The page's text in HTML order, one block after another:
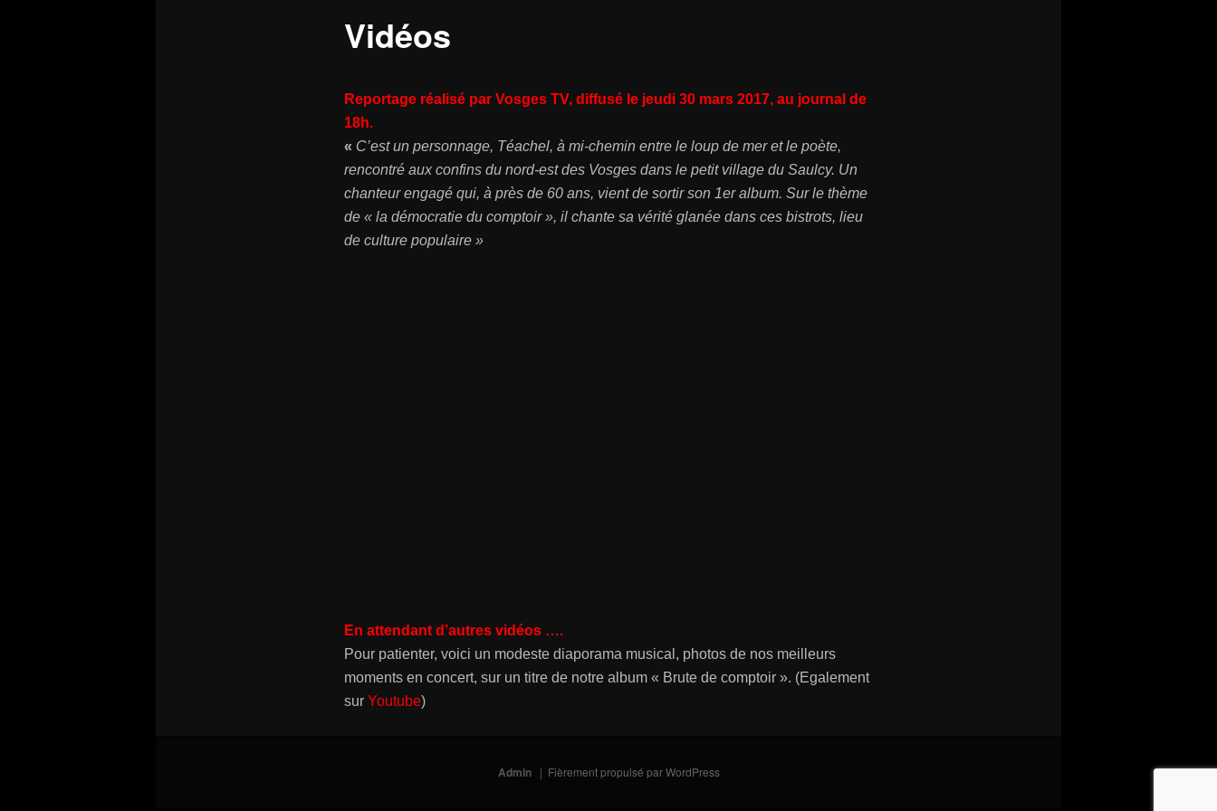
Vidéos
Reportage réalisé par Vosges TV, diffusé le jeudi 30 mars 2017, au journal de
18h.
« C’est un personnage, Téachel, à mi-chemin entre le loup de mer et le poète,
rencontré aux confins du nord-est des Vosges dans le petit village du Saulcy. Un
chanteur engagé qui, à près de 60 ans, vient de sortir son 1er album. Sur le thème
de « la démocratie du comptoir », il chante sa vérité glanée dans ces bistrots, lieu
de culture populaire »
En attendant d’autres vidéos ….
Pour patienter, voici un modeste diaporama musical, photos de nos meilleurs
moments en concert, sur un titre de notre album « Brute de comptoir ». (Egalement
sur Youtube)
Admin Fièrement propulsé par WordPress